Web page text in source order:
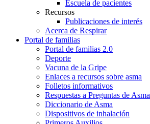
Escuela de pacientes
Recursos
Publicaciones de interés
Acerca de Respirar
Portal de familias
Portal de familias 2.0
Deporte
Vacuna de la Gripe
Enlaces a recursos sobre asma
Folletos informativos
Respuestas a Preguntas de Asma
Diccionario de Asma
Dispositivos de inhalación